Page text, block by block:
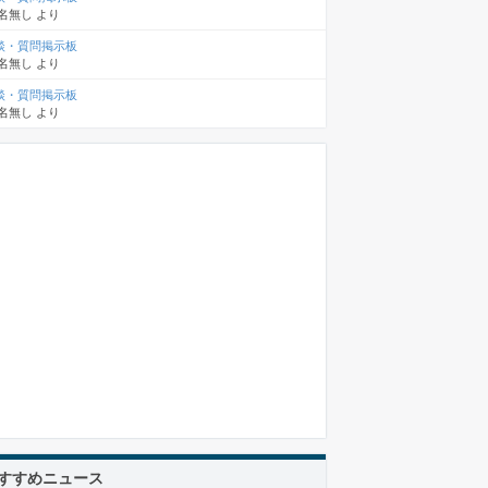
無し より
・質問掲示板
無し より
・質問掲示板
無し より
すめニュース